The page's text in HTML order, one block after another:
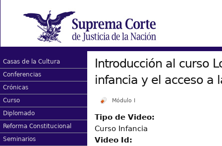
Casas de la Cultura
Conferencias
Crónicas
Curso
Diplomado
Reforma Constitucional
Seminarios
Introducción al curso
infancia y el acceso a
Módulo I
Tipo de Video:
Curso Infancia
Video Id: